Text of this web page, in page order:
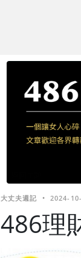
大丈夫週記 • 2024-
486理